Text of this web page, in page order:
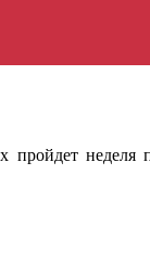
неделя